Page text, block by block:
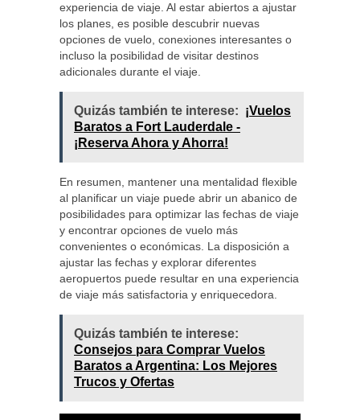
experiencia de viaje. Al estar abiertos a ajustar
los planes, es posible descubrir nuevas
opciones de vuelo, conexiones interesantes o
incluso la posibilidad de visitar destinos
adicionales durante el viaje.
Quizás también te interese: ¡Vuelos
Baratos a Fort Lauderdale -
¡Reserva Ahora y Ahorra!
En resumen, mantener una mentalidad flexible
al planificar un viaje puede abrir un abanico de
posibilidades para optimizar las fechas de viaje
y encontrar opciones de vuelo más
convenientes o económicas. La disposición a
ajustar las fechas y explorar diferentes
aeropuertos puede resultar en una experiencia
de viaje más satisfactoria y enriquecedora.
Quizás también te interese:
Consejos para Comprar Vuelos
Baratos a Argentina: Los Mejores
Trucos y Ofertas